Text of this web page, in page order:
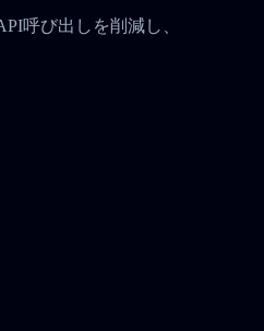
呼び出しを削減し、